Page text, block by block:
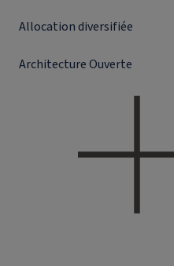
Allocation diversifiée
Architecture Ouverte